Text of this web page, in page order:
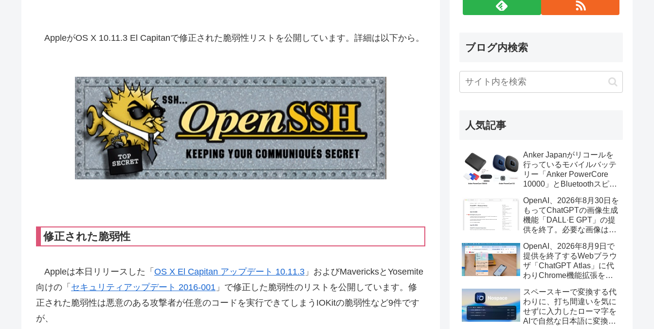
AppleがOS X 10.11.3 El Capitanで修正された脆弱性リストを公開しています。詳細は以下から。
修正された脆弱性
Appleは本日リリースした「 OS X El Capitan アップデート 10.11.3 」およびMavericksとYosemite
向けの「 セキュリティアップデート 2016-001 」で修正した脆弱性のリストを公開しています。修
正された脆弱性は悪意のある攻撃者が任意のコードを実行できてしまうIOKitの脆弱性など9件です
が、
ブログ内検索
人気記事
Anker Japanがリコールを
行っているモバイルバッテ
リー「Anker PowerCore
10000」とBluetoothスピー
辺を焼損する火災が6月に3
件発生していたそうなので
注意を。
OpenAI、2026年8月30日を
もってChatGPTの画像生成
機能「DALL·E GPT」の提
供を終了。必要な画像は期
OpenAI、2026年8月9日で
提供を終了するWebブラウ
ザ「ChatGPT Atlas」に代
わりChrome機能拡張をア
画の質問やAsk ChatGPT機
能を追加。
スペースキーで変換する代
わりに、打ち間違いを気に
せずに入力したローマ字を
AIで自然な日本語に変換し